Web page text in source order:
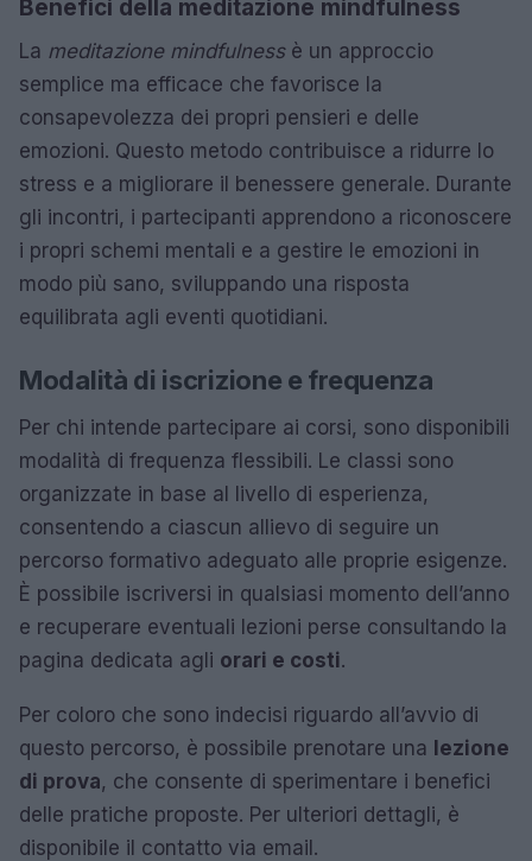
Benefici della meditazione mindfulness
La meditazione mindfulnessè un approccio
semplice ma efficace che favorisce la
consapevolezza dei propri pensieri e delle
emozioni. Questo metodo contribuisce a ridurre lo
stress e a migliorare il benessere generale. Durante
gli incontri, i partecipanti apprendono a riconoscere
i propri schemi mentali e a gestire le emozioni in
modo più sano, sviluppando una risposta
equilibrata agli eventi quotidiani.
Modalità di iscrizione e frequenza
Per chi intende partecipare ai corsi, sono disponibili
modalità di frequenza flessibili. Le classi sono
organizzate in base al livello di esperienza,
consentendo a ciascun allievo di seguire un
percorso formativo adeguato alle proprie esigenze.
È possibile iscriversi in qualsiasi momento dell’anno
e recuperare eventuali lezioni perse consultando la
pagina dedicata agli orari e costi.
Per coloro che sono indecisi riguardo all’avvio di
questo percorso, è possibile prenotare una lezione
di prova, che consente di sperimentare i benefici
delle pratiche proposte. Per ulteriori dettagli, è
disponibile il contatto via email.